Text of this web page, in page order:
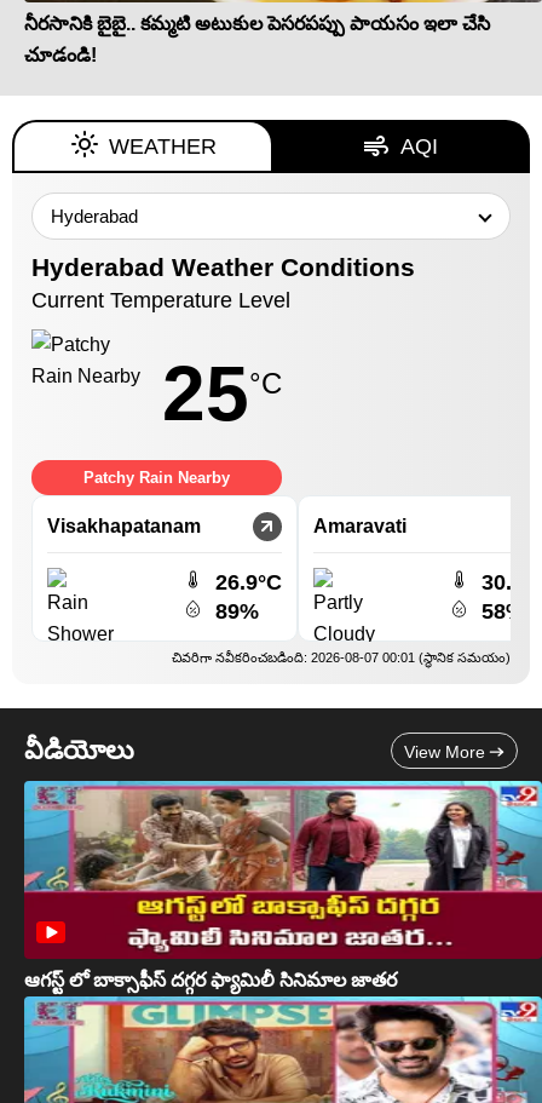
నీరసానికి బైబై.. కమ్మటి అటుకుల పెసరపప్పు పాయసం ఇలా చేసి
చూడండి!
WEATHER AQI
Hyderabad Weather Conditions
Current Temperature Level
25°C
Patchy Rain Nearby
Visakhapatanam
26.9°C
89%
Amaravati
58%
చివరిగా నవీకరించబడింది: 2026-08-07 00:01 (స్థానిక సమయం)
వీడియోలు View More
ఆగస్ట్ లో బాక్సాఫీస్ దగ్గర ఫ్యామిలీ సినిమాల జాతర